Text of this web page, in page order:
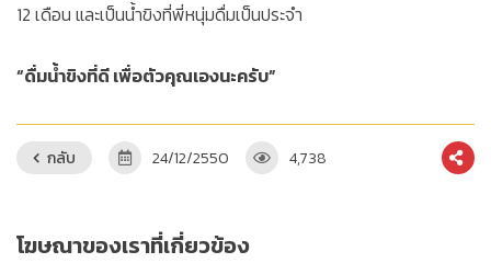
12 เดือน และเป็นน้ำขิงที่พี่หนุ่มดื่มเป็นประจำ
“ดื่มน้ำขิงที่ดี เพื่อตัวคุณเองนะครับ”
กลับ 24/12/2550 4,738
โฆษณาของเราที่เกี่ยวข้อง